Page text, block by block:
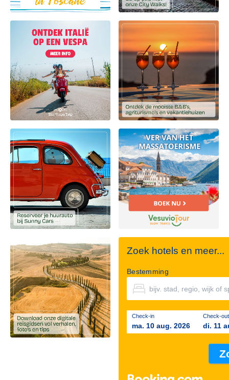
Zoek hotels en meer...
Bestemming
Check-in
ma. 10 aug. 2026
Check-out
di. 11